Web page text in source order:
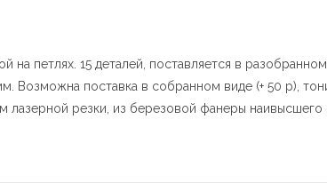
на петлях. 15 деталей, поставляется в
Возможна поставка в собранном виде (+ 50 р),
лазерной резки, из березовой фанеры